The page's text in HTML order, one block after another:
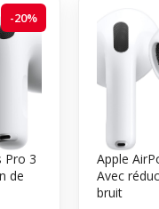
-20%
Pro 3
de
Apple
Avec
bruit